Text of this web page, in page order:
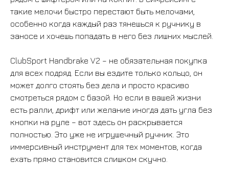
такие мелочи быстро перестают быть мелочами,
особенно когда каждый раз тянешься к ручнику в
заносе и хочешь попадать в него без лишних мыслей.
ClubSport Handbrake V2 – не обязательная покупка
для всех подряд. Если вы ездите только кольцо, он
может долго стоять без дела и просто красиво
смотреться рядом с базой. Но если в вашей жизни
есть ралли, дрифт или желание иногда дать угла без
кнопки на руле – вот здесь он раскрывается
полностью. Это уже не игрушечный ручник. Это
иммерсивный инструмент для тех моментов, когда
ехать прямо становится слишком скучно.
ВСЕ ТОВАРЫ
БАНДЛЫ